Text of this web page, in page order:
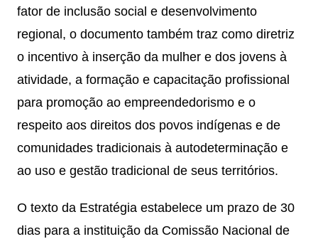
fator de inclusão social e desenvolvimento
regional, o documento também traz como diretriz
o incentivo à inserção da mulher e dos jovens à
atividade, a formação e capacitação profissional
para promoção ao empreendedorismo e o
respeito aos direitos dos povos indígenas e de
comunidades tradicionais à autodeterminação e
ao uso e gestão tradicional de seus territórios.
O texto da Estratégia estabelece um prazo de 30
dias para a instituição da Comissão Nacional de